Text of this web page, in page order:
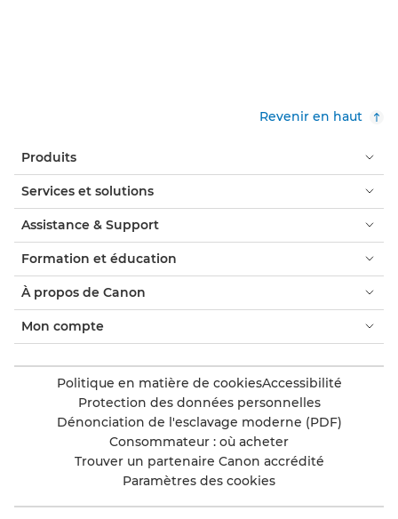
Revenir en haut
Produits
Services et solutions
Assistance & Support
Formation et éducation
À propos de Canon
Mon compte
Politique en matière de cookiesAccessibilité
Protection des données personnelles
Dénonciation de l'esclavage moderne (PDF)
Consommateur : où acheter
Trouver un partenaire Canon accrédité
Paramètres des cookies